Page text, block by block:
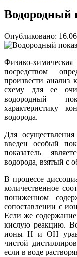
Водородный
Опубликовано:
Физико-
посредством
произвести анализ
схему для ее
водородный
характеристику
водорода.
Для
введен особый
показатель
водорода, взятый с
В процессе
количественное
пониженном
сопоставлении с
Если же
кислую реакцию.
ионы H и OH
чистой
если в воде